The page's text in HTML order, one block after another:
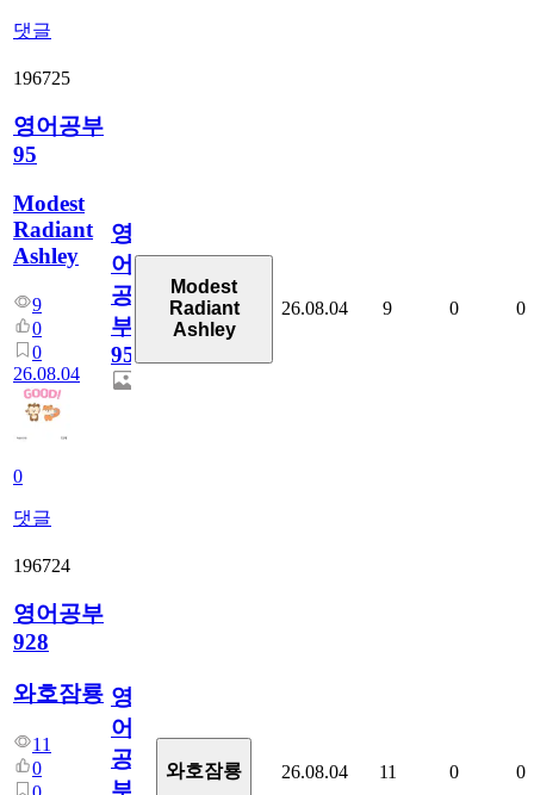
댓글
196725
영어공부
95
Modest
Radiant
Ashley
9
0
0
26.08.04
0
댓글
영
어
공
부
95
Modest
Radiant
Ashley
26.08.04 9 0 0
196724
영어공부
928
와호잠룡
11
0
영
어
공
와호잠룡 26.08.04 11 0 0